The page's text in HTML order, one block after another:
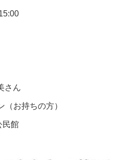
ん
お持ちの方）
館